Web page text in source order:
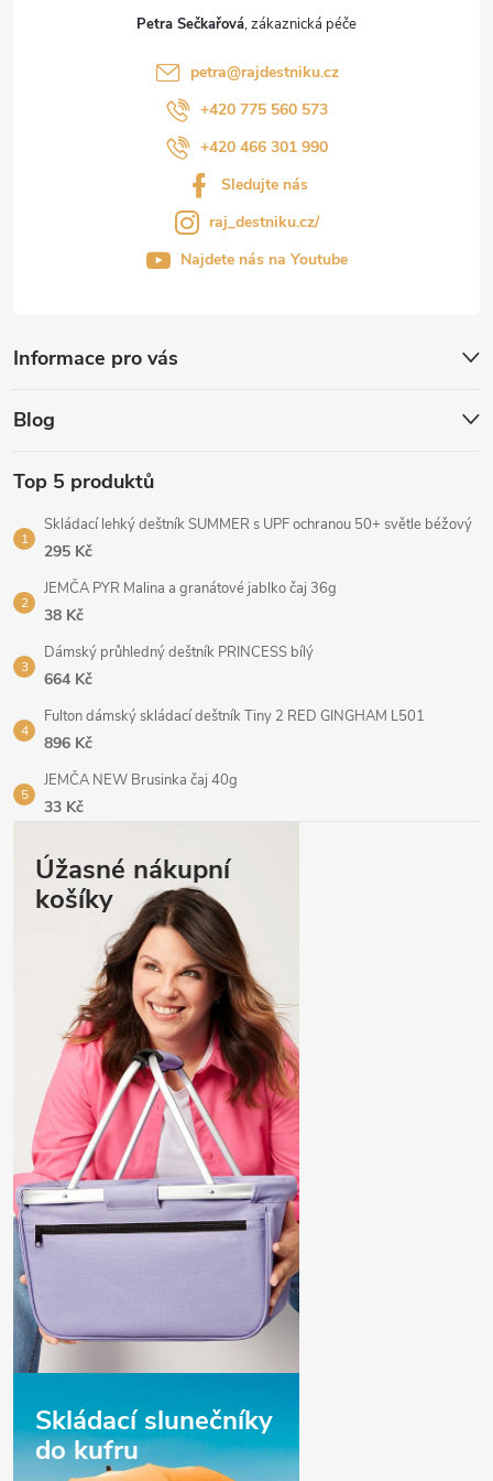
Informace pro vás
Blog
Top 5 produktů
Skládací lehký deštník SUMMER s UPF ochranou 50+ světle béžový
295 Kč
JEMČA PYR Malina a granátové jablko čaj 36g
38 Kč
Dámský průhledný deštník PRINCESS bílý
664 Kč
Fulton dámský skládací deštník Tiny 2 RED GINGHAM L501
896 Kč
JEMČA NEW Brusinka čaj 40g
33 Kč
Petra Sečkařová
petra@rajdestniku.cz
+420 775 560 573
+420 466 301 990
Sledujte nás
raj_destniku.cz/
Najdete nás na Youtube
Úžasné nákupní
košíky
Skládací slunečníky
do kufru